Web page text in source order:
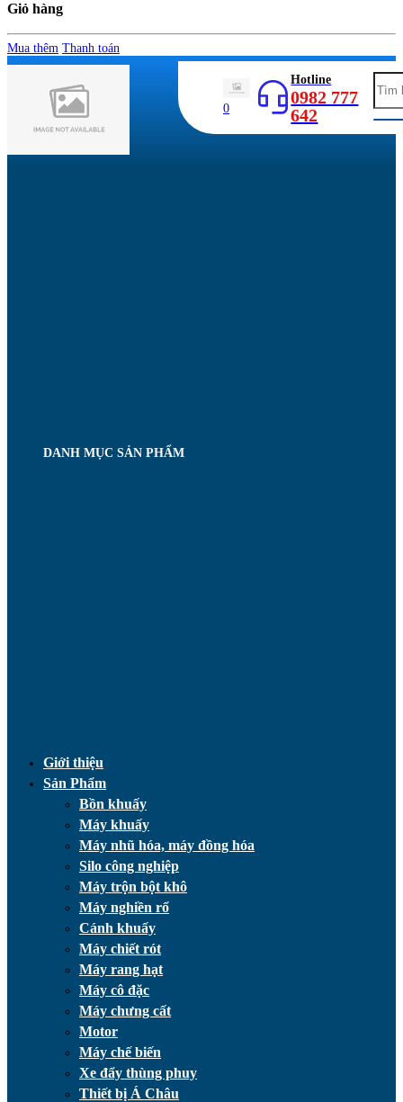
Giỏ hàng
Mua thêm Thanh toán
0
Hotline
0982 777
642
DANH MỤC SẢN PHẨM
Giới thiệu
Sản Phẩm
Bồn khuấy
Máy khuấy
Máy nhũ hóa, máy đồng hóa
Silo công nghiệp
Máy trộn bột khô
Máy nghiền rổ
Cánh khuấy
Máy chiết rót
Máy rang hạt
Máy cô đặc
Máy chưng cất
Motor
Máy chế biến
Xe đẩy thùng phuy
Thiết bị Á Châu